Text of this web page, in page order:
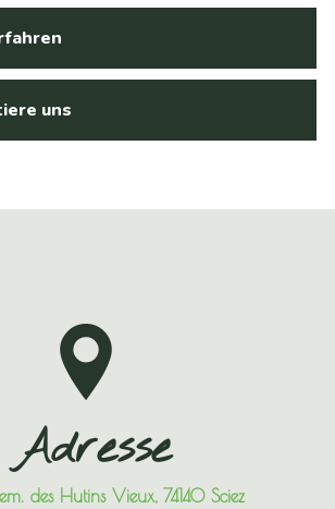
uns
Adresse
des Hutins Vieux, 74140 Sciez